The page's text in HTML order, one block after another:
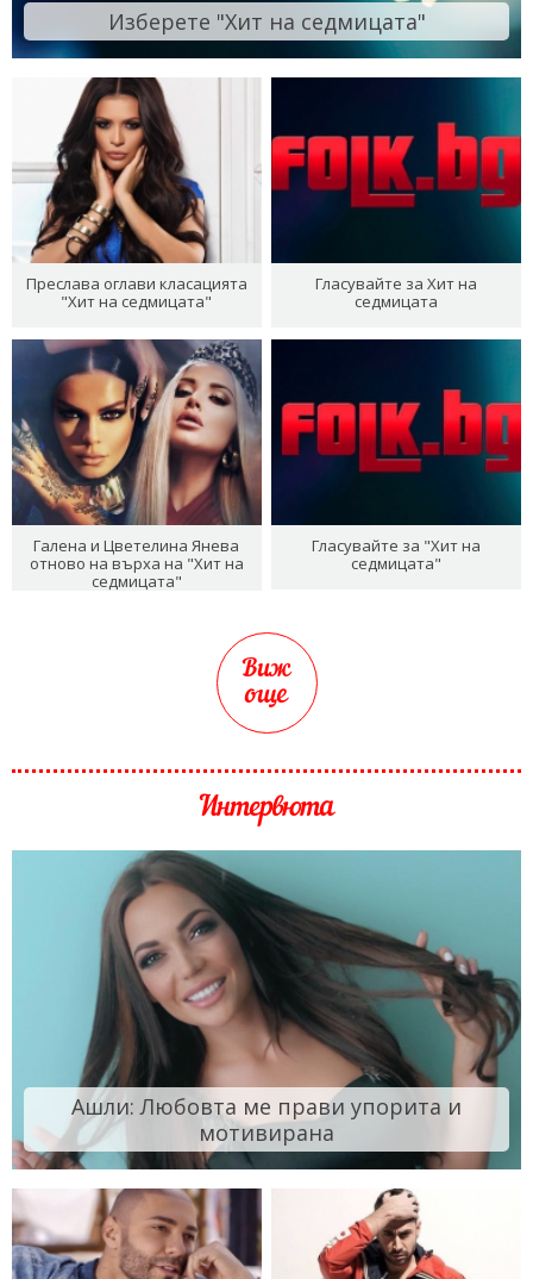
Изберете "Хит на седмицата"
Преслава оглави класацията
"Хит на седмицата"
Гласувайте за Хит на
седмицата
Галена и Цветелина Янева
отново на върха на "Хит на
седмицата"
Гласувайте за "Хит на
седмицата"
Виж
още
Интервюта
Ашли: Любовта ме прави упорита и
мотивирана